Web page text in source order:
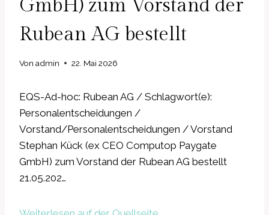
GmbH) zum Vorstand der
Rubean AG bestellt
Von admin 22. Mai 2026
EQS-Ad-hoc: Rubean AG / Schlagwort(e):
Personalentscheidungen /
Vorstand/Personalentscheidungen / Vorstand
Stephan Kück (ex CEO Computop Paygate
GmbH) zum Vorstand der Rubean AG bestellt
21.05.202…